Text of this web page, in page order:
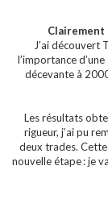
J’ai découvert
l’importance
décevante à
Les résultats
rigueur, j’ai pu
deux trades.
nouvelle étape : je